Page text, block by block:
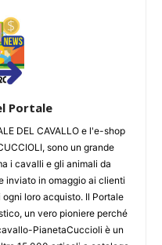
Portale
DEL CAVALLO e l'e-shop
sono un grande
i cavalli e gli animali da
inviato in omaggio ai clienti
loro acquisto. Il Portale
un vero pioniere perché
PianetaCuccioli è un